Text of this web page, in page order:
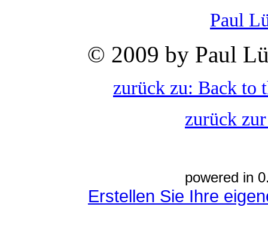
Paul
© 2009 by Paul
zurück zu: Back to
zurück
powered in
Erstellen Sie Ihre